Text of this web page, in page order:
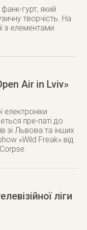
гурт, який
творчість. На
з елементами
Air in Lviv»
пре-паті до
зі Львова та інших
«Wild Freak» від
Corpse
ліги